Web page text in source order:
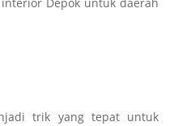
trik yang tepat untuk